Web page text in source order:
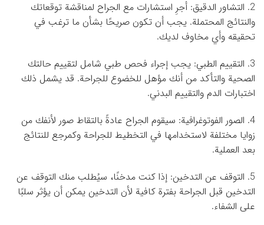
2. التشاور الدقيق: أجرِ استشارات مع الجراح لمناقشة توقعاتك
والنتائج المحتملة. يجب أن تكون صريحًا بشأن ما ترغب في
تحقيقه وأي مخاوف لديك.
3. التقييم الطبي: يجب إجراء فحص طبي شامل لتقييم حالتك
الصحية والتأكد من أنك مؤهل للخضوع للجراحة. قد يشمل ذلك
اختبارات الدم والتقييم البدني.
4. الصور الفوتوغرافية: سيقوم الجراح عادةً بالتقاط صور لأنفك من
زوايا مختلفة لاستخدامها في التخطيط للجراحة وكمرجع للنتائج
بعد العملية.
5. التوقف عن التدخين: إذا كنت مدخنًا، سيُطلب منك التوقف عن
التدخين قبل الجراحة بفترة كافية لأن التدخين يمكن أن يؤثر سلبًا
على الشفاء.